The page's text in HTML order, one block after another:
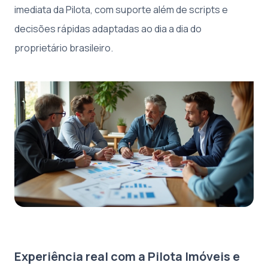
imediata da Pilota, com suporte além de scripts e
decisões rápidas adaptadas ao dia a dia do
proprietário brasileiro.
Experiência real com a Pilota Imóveis e